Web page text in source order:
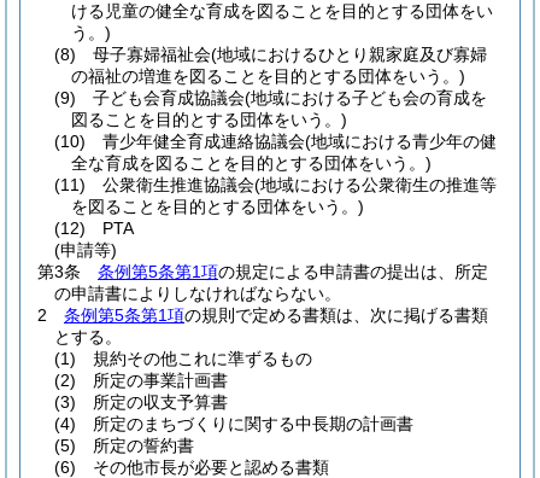
ける児童の健全な育成を図ることを目的とする団体をい
う。)
(8)
母子寡婦福祉会(地域におけるひとり親家庭及び寡婦
の福祉の増進を図ることを目的とする団体をいう。)
(9)
子ども会育成協議会(地域における子ども会の育成を
図ることを目的とする団体をいう。)
(10)
青少年健全育成連絡協議会(地域における青少年の健
全な育成を図ることを目的とする団体をいう。)
(11)
公衆衛生推進協議会(地域における公衆衛生の推進等
を図ることを目的とする団体をいう。)
(12)
PTA
(申請等)
第3条
条例第5条第1項の規定による申請書の提出は、所定
の申請書によりしなければならない。
2
条例第5条第1項の規則で定める書類は、次に掲げる書類
とする。
(1)
規約その他これに準ずるもの
(2)
所定の事業計画書
(3)
所定の収支予算書
(4)
所定のまちづくりに関する中長期の計画書
(5)
所定の誓約書
(6)
その他市長が必要と認める書類